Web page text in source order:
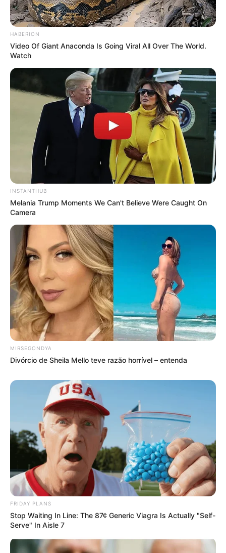
Moleskine decorado com meia pérolas
Papel calandrado e papel paraná – Muito
utilizados para fazer capas e lombadas.
Papel color plus
180 g , papel antílope, papel
opalina, papel pólen – Muito utilizados para
Encadernação?
Aprenda hoje mesmo técnicas de costura e
montagem de peças lindas e valorizadas, receba
dicas incríveis sobre como comprar material mais
barato e como vender seu artesanato. Quer
aprender tudo isso?
Então conheça agora mesmo os doiscursos de
Ocasiões Especiais e Encadernação Artesanal –
Festas e Eventos. Você vai amar!
Se gostou desse post
, deixe seu recado aqui no
final da página.
Um abraço e até a próxima!
Você também vai gostar de:
Agora Mesmo
HABERION
Video Of Giant Anaconda Is Going Viral All Over The World.
Watch
INSTANTHUB
Melania Trump Moments We Can't Believe Were Caught On
Camera
MIRSEGONDYA
Divórcio de Sheila Mello teve razão horrível – entenda
FRIDAY PLANS
Stop Waiting In Line: The 87¢ Generic Viagra Is Actually "Self-
Serve" In Aisle 7